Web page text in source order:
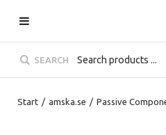
SEARCH
Start / amska.se / Passive